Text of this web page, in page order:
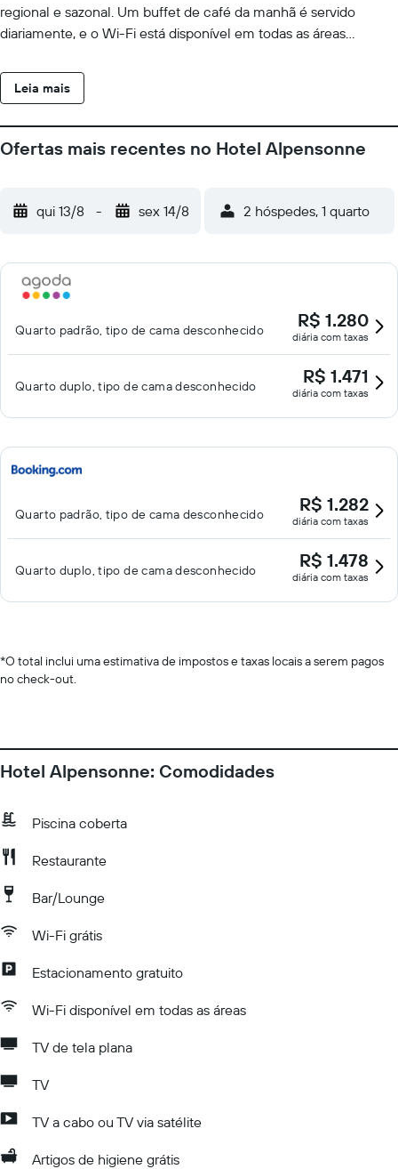
regional e sazonal. Um buffet de café da manhã é servido
diariamente, e o Wi-Fi está disponível em todas as áreas
com secador de botas e oferece estacionamento gratuito. A
Estação de Trem de Oberstdorf fica a 12 km de distância.
Leia mais
Ofertas mais recentes no Hotel Alpensonne
qui 13/8 - sex 14/8 2 hóspedes, 1 quarto
Quarto padrão, tipo de cama desconhecido R$ 1.280
diária com taxas
Quarto duplo, tipo de cama desconhecido R$ 1.471
diária com taxas
Quarto padrão, tipo de cama desconhecido R$ 1.282
diária com taxas
Quarto duplo, tipo de cama desconhecido R$ 1.478
diária com taxas
*O total inclui uma estimativa de impostos e taxas locais a serem pagos
no check-out.
Hotel Alpensonne: Comodidades
Piscina coberta
Restaurante
Bar/Lounge
Wi-Fi grátis
Estacionamento gratuito
Wi-Fi disponível em todas as áreas
TV de tela plana
TV
TV a cabo ou TV via satélite
Artigos de higiene grátis